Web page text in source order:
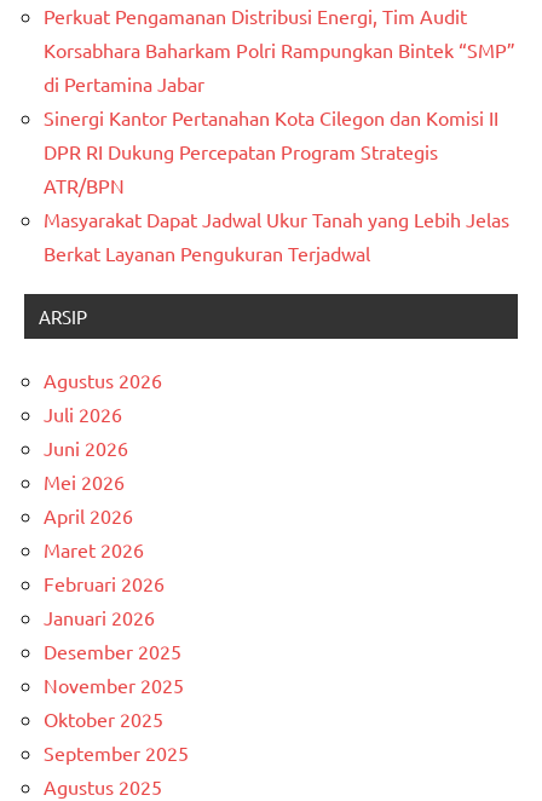
Perkuat Pengamanan Distribusi Energi, Tim Audit
Korsabhara Baharkam Polri Rampungkan Bintek “SMP”
di Pertamina Jabar
Sinergi Kantor Pertanahan Kota Cilegon dan Komisi II
DPR RI Dukung Percepatan Program Strategis
ATR/BPN
Masyarakat Dapat Jadwal Ukur Tanah yang Lebih Jelas
Berkat Layanan Pengukuran Terjadwal
ARSIP
Agustus 2026
Juli 2026
Juni 2026
Mei 2026
April 2026
Maret 2026
Februari 2026
Januari 2026
Desember 2025
November 2025
Oktober 2025
September 2025
Agustus 2025